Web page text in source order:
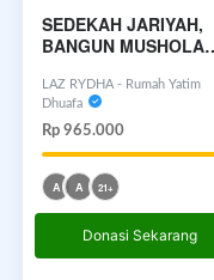
SEDEKAH JARIYAH,
BANGUN MUSHOLA
MULIA
LAZ RYDHA - Rumah Yatim
Dhuafa
Rp 965.000
A A 21+
Donasi Sekarang